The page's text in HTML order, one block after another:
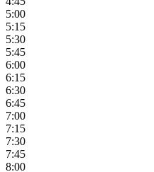
5:00
5:15
5:30
5:45
6:00
6:15
6:30
6:45
7:00
7:15
7:30
7:45
8:00